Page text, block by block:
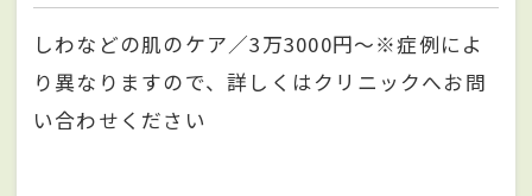
しわなどの肌のケア／3万3000円～※症例によ
り異なりますので、詳しくはクリニックへお問
い合わせください